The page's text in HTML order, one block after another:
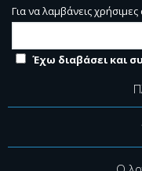
Για να λαμβάνεις
Έχω διαβάσει και